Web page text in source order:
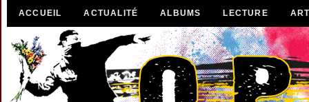
ACCUEIL ACTUALITÉ ALBUMS LECTURE